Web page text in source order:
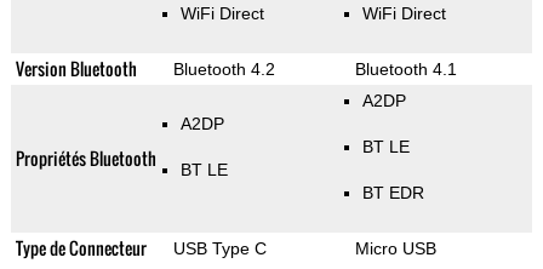
WiFi Direct WiFi Direct
Version Bluetooth Bluetooth 4.2 Bluetooth 4.1
Propriétés Bluetooth
A2DP
BT LE
A2DP
BT LE
BT EDR
Type de Connecteur USB Type C Micro USB